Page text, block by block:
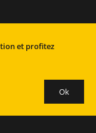
et profitez